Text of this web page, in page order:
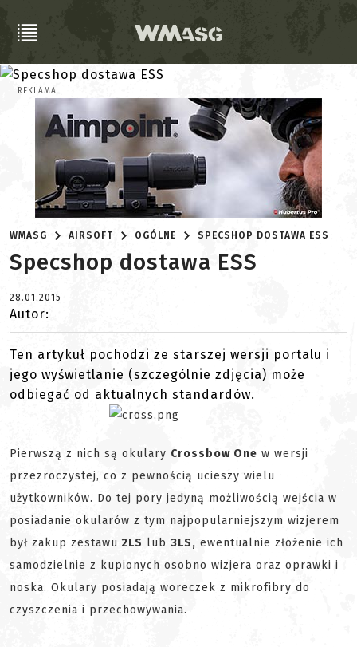
REKLAMA
WMASG AIRSOFT OGÓLNE SPECSHOP DOSTAWA ESS
Specshop dostawa ESS
28.01.2015
Autor:
Ten artykuł pochodzi ze starszej wersji portalu i
jego wyświetlanie (szczególnie zdjęcia) może
odbiegać od aktualnych standardów.
Pierwszą z nich są okulary Crossbow One w wersji
przezroczystej, co z pewnością ucieszy wielu
użytkowników. Do tej pory jedyną możliwością wejścia w
posiadanie okularów z tym najpopularniejszym wizjerem
był zakup zestawu 2LS lub 3LS, ewentualnie złożenie ich
samodzielnie z kupionych osobno wizjera oraz oprawki i
noska. Okulary posiadają woreczek z mikrofibry do
czyszczenia i przechowywania.